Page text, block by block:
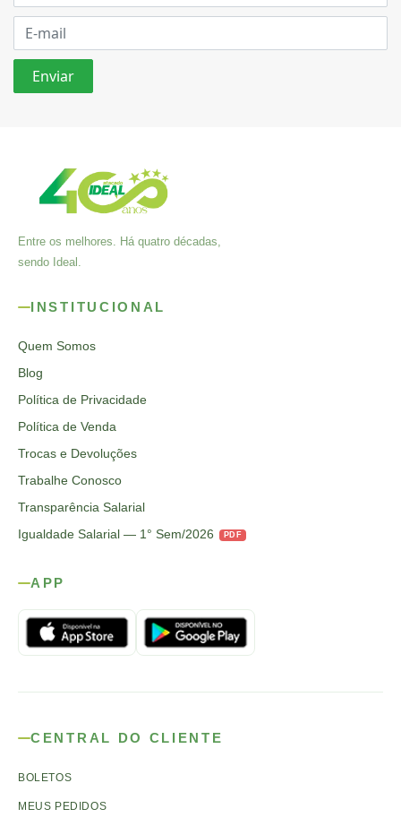
Entre os melhores. Há quatro décadas,
sendo Ideal.
INSTITUCIONAL
Quem Somos
Blog
Política de Privacidade
Política de Venda
Trocas e Devoluções
Trabalhe Conosco
Transparência Salarial
Igualdade Salarial — 1° Sem/2026
PDF
APP
CENTRAL DO CLIENTE
BOLETOS
MEUS PEDIDOS